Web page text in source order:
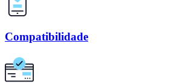
Compatibilidade